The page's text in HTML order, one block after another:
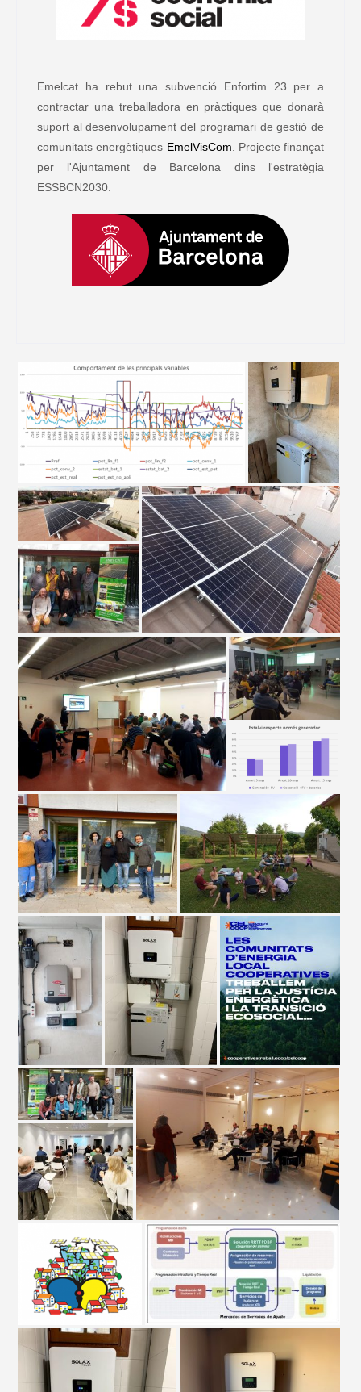
Emelcat ha rebut una subvenció Enfortim 23 per a
contractar una treballadora en pràctiques que donarà
suport al desenvolupament del programari de gestió de
comunitats energètiques EmelVisCom . Projecte finançat
per l'Ajuntament de Barcelona dins l'estratègia
ESSBCN2030.